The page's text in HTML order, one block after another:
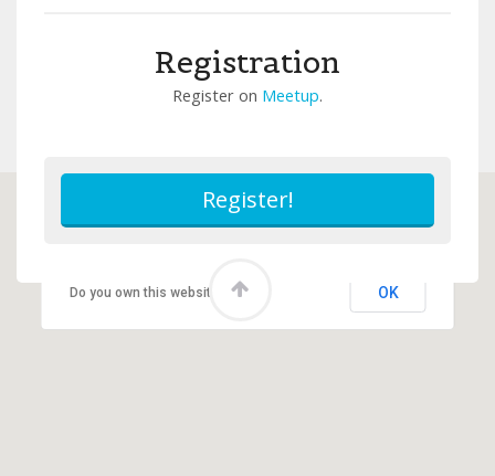
Registration
Register on Meetup.
Do you own this website? OK